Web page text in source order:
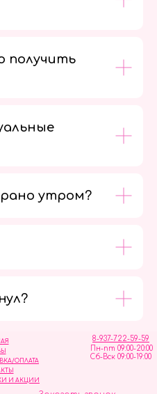
получить
утром?
ОПЛАТА
И АКЦИИ
8-937-722-59-59
Пн-пт 09:00-20:00
Сб-Вск 09:00-19:00